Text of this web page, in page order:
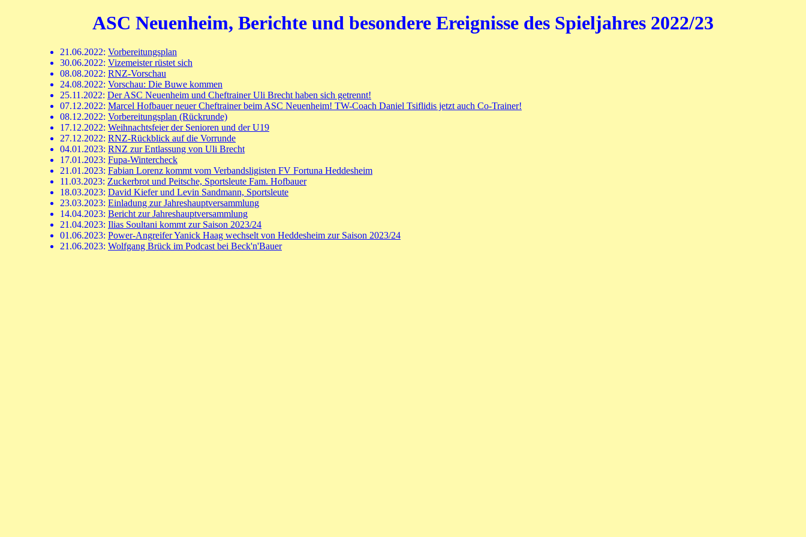
ASC Neuenheim, Berichte und besondere Ereignisse des Spieljahres 2022/23
21.06.2022: Vorbereitungsplan
30.06.2022: Vizemeister rüstet sich
08.08.2022: RNZ-Vorschau
24.08.2022: Vorschau: Die Buwe kommen
25.11.2022: Der ASC Neuenheim und Cheftrainer Uli Brecht haben sich getrennt!
07.12.2022: Marcel Hofbauer neuer Cheftrainer beim ASC Neuenheim! TW-Coach Daniel Tsiflidis jetzt auch Co-Trainer!
08.12.2022: Vorbereitungsplan (Rückrunde)
17.12.2022: Weihnachtsfeier der Senioren und der U19
27.12.2022: RNZ-Rückblick auf die Vorrunde
04.01.2023: RNZ zur Entlassung von Uli Brecht
17.01.2023: Fupa-Wintercheck
21.01.2023: Fabian Lorenz kommt vom Verbandsligisten FV Fortuna Heddesheim
11.03.2023: Zuckerbrot und Peitsche, Sportsleute Fam. Hofbauer
18.03.2023: David Kiefer und Levin Sandmann, Sportsleute
23.03.2023: Einladung zur Jahreshauptversammlung
14.04.2023: Bericht zur Jahreshauptversammlung
21.04.2023: Ilias Soultani kommt zur Saison 2023/24
01.06.2023: Power-Angreifer Yanick Haag wechselt von Heddesheim zur Saison 2023/24
21.06.2023: Wolfgang Brück im Podcast bei Beck'n'Bauer